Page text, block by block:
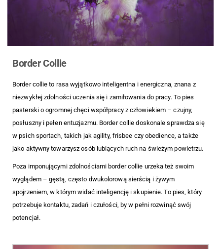
zdjęcia
psów.
:: Żyrardów ::
Grodzisk
Mazowiecki
:: Piaseczno
Leszno ::
Ożarów
:: Milanówek
:: Radomsko
::
Częstochowa
Border Collie
Border collie to rasa wyjątkowo inteligentna i energiczna, znana z
niezwykłej zdolności uczenia się i zamiłowania do pracy. To pies
pasterski o ogromnej chęci współpracy z człowiekiem – czujny,
posłuszny i pełen entuzjazmu. Border collie doskonale sprawdza się
w psich sportach, takich jak agility, frisbee czy obedience, a także
jako aktywny towarzysz osób lubiących ruch na świeżym powietrzu.
Poza imponującymi zdolnościami border collie urzeka też swoim
wyglądem – gęstą, często dwukolorową sierścią i żywym
spojrzeniem, w którym widać inteligencję i skupienie. To pies, który
potrzebuje kontaktu, zadań i czułości, by w pełni rozwinąć swój
potencjał.